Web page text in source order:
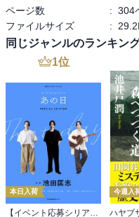
80日間の冒険記であり挑戦記
では、カウボーイとはいった
暮らしているのか…、素直な
広大な牧場で食肉牛を育てて
ブランディング(=焼印捺し:
牧場の印を付ける作業)をし
捕獲したり牛の群れを追い立
馬に乗り、外敵のコヨーテに
立ち向かい地平線まで続かん
ではトラクターも使う。それ
修繕や労働環境整備もすべて
ページ数
: 304
ファイルサイズ
:
同じジャンルのランキン
1位
本日入荷
【イベント応募シリアルコード付】池田匡志出演・オーディオフォトブック「あの日」SPECIAL EDITION（音声／動画付）
今週入